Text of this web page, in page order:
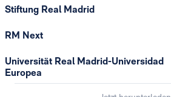
Stiftung Real Madrid
RM Next
Universität Real Madrid-Universidad
Europea